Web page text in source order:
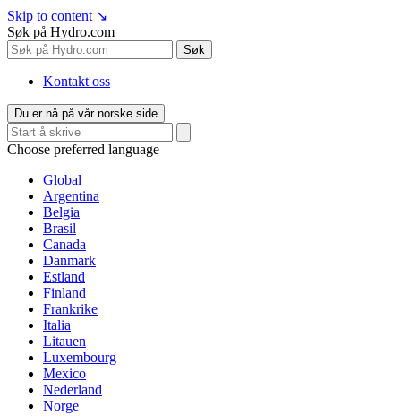
Skip to content ↘
Søk på Hydro.com
Søk
Kontakt oss
Du er nå på vår norske side
Choose preferred language
Global
Argentina
Belgia
Brasil
Canada
Danmark
Estland
Finland
Frankrike
Italia
Litauen
Luxembourg
Mexico
Nederland
Norge